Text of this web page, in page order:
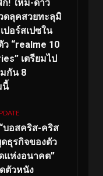
! ใหม่-ดาวิ
ดลุคสวยทะลุมิ
ปอร์สเปซใน
ว “realme 10
เตรียมไป
กัน 8
นี้
บอสคริส-คริส
ธุรกิจของตัว
แห่งอนาคต”
ตัวหนัง